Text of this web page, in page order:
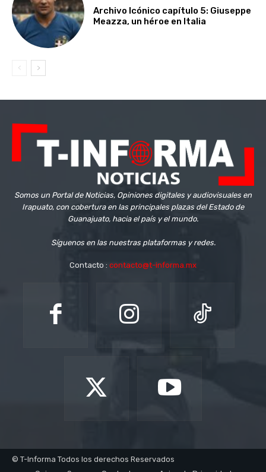
Archivo Icónico capítulo 5: Giuseppe
Meazza, un héroe en Italia
Somos un Portal de Noticias, Opiniones digitales y audiovisuales en
Irapuato, con cobertura en las principales plazas del Estado de
Guanajuato, hacia el país y el mundo.
Síguenos en las nuestras plataformas y redes.
Contacto : contacto@t-informa.mx
© T-Informa Todos los derechos Reservados